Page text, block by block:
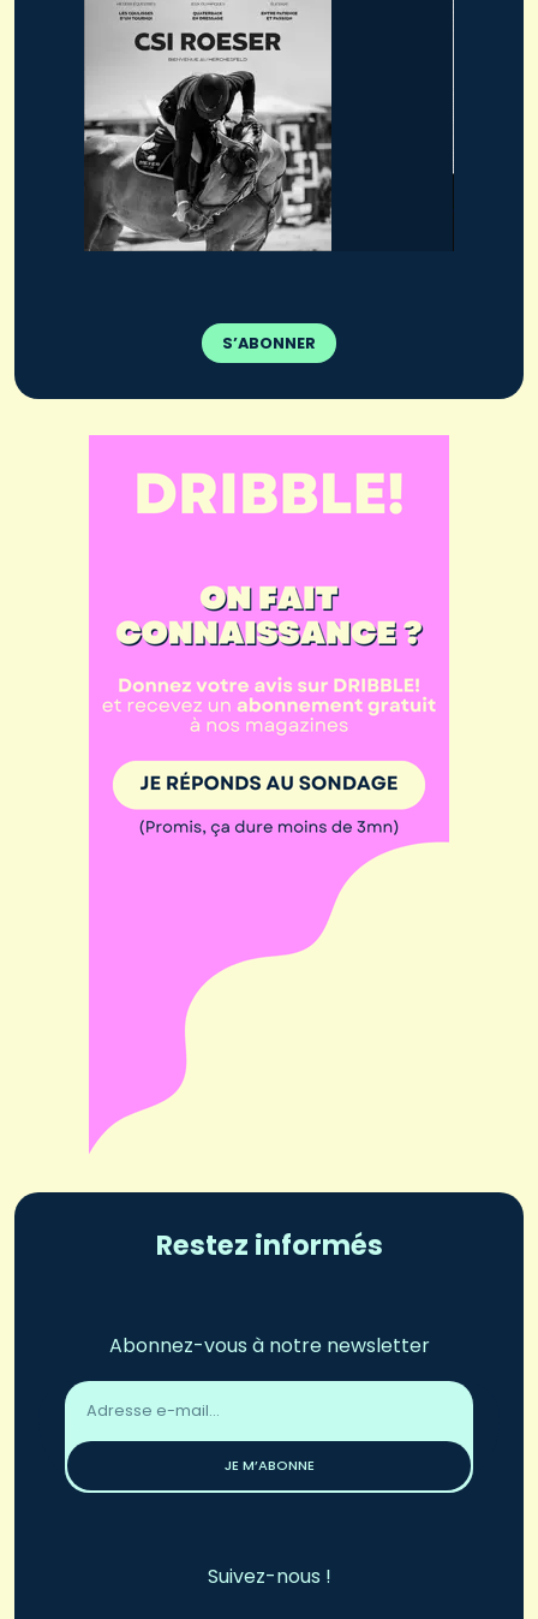
S’ABONNER
Restez informés
Abonnez-vous à notre newsletter
Adresse
email
JE M’ABONNE
Suivez-nous !